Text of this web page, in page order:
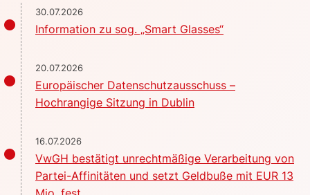
30.07.2026
Information zu sog. „Smart Glasses“
20.07.2026
Europäischer Datenschutzausschuss –
Hochrangige Sitzung in Dublin
16.07.2026
VwGH bestätigt unrechtmäßige Verarbeitung von
Partei-Affinitäten und setzt Geldbuße mit EUR 13